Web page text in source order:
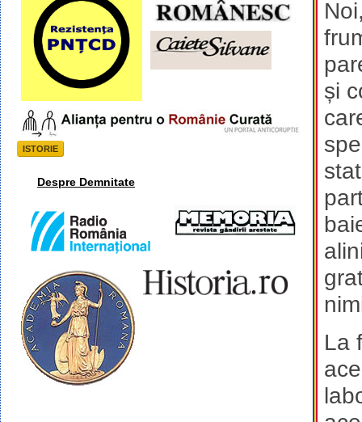
și
La
ISTORIE
Despre Demnitate